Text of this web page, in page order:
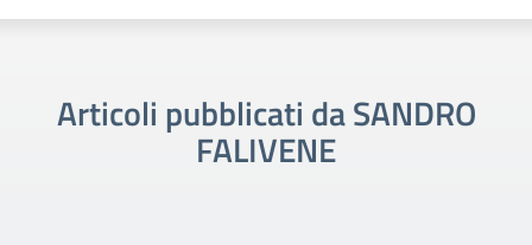
Articoli pubblicati da SANDRO
FALIVENE